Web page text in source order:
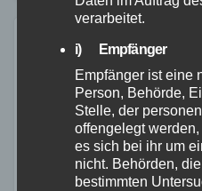
Szenarien, um die…
verarbeitet.
i) Empfänger
Empfänger ist eine
Person, Behörde,
Stelle, der
offengelegt
es sich bei ihr um
nicht. Behörden,
bestimmten